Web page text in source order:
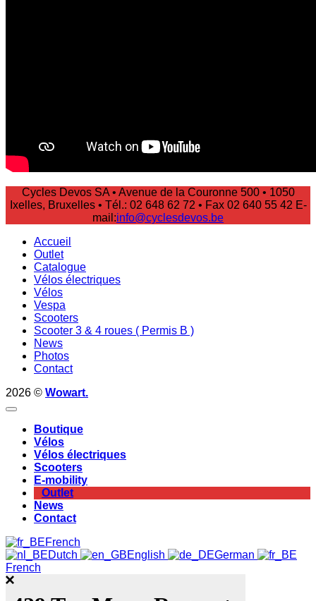
Cycles Devos SA • Avenue de la Couronne 500 • 1050
Ixelles, Bruxelles • Tél.: 02 648 62 72 • Fax 02 640 55 42 E-
mail:info@cyclesdevos.be
Accueil
Outlet
Catalogue
Vélos électriques
Vélos
Vespa
Scooters
Scooter 3 & 4 roues ( Permis B )
News
Photos
Contact
2026 © Wowart.
Boutique
Vélos
Vélos électriques
Scooters
E-mobility
Outlet
News
Contact
French
Dutch
English
German
French